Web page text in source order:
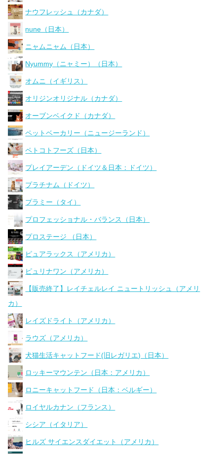
ナウフレッシュ（カナダ）
nune（日本）
ニャムニャム（日本）
Nyummy（ニャミー）（日本）
オムニ（イギリス）
オリジンオリジナル（カナダ）
オーブンベイクド（カナダ）
ペットベーカリー（ニュージーランド）
ペトコトフーズ（日本）
プレイアーデン（ドイツ＆日本：ドイツ）
プラチナム（ドイツ）
プラミー（タイ）
プロフェッショナル・バランス（日本）
プロステージ （日本）
ピュアラックス（アメリカ）
ピュリナワン（アメリカ）
【販売終了】レイチェルレイ ニュートリッシュ（アメリ
カ）
レイズドライト（アメリカ）
ラウズ（アメリカ）
犬猫生活キャットフード(旧レガリエ)（日本）
ロッキーマウンテン（日本：アメリカ）
ロニーキャットフード（日本：ベルギー）
ロイヤルカナン（フランス）
シシア（イタリア）
ヒルズ サイエンスダイエット（アメリカ）